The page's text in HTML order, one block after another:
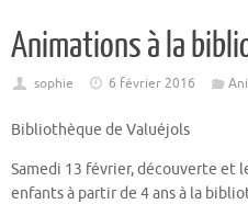
Animations à la
sophie 6 février 2016
Bibliothèque de Valuéjols
Samedi 13 février, découverte et
enfants à partir de 4 ans à la